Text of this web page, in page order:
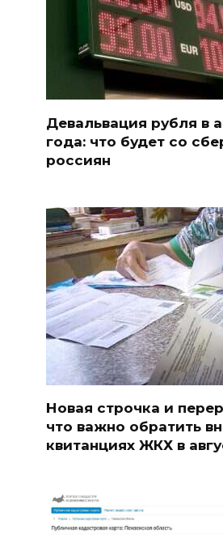
Девальвация рубля в
года: что будет со
россиян
Новая строчка и
что важно обратить
квитанциях ЖКХ в